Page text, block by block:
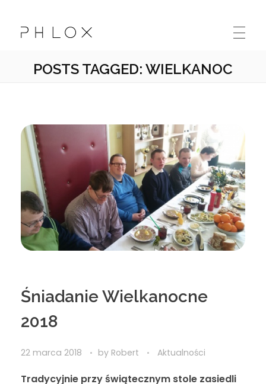
POSTS TAGGED: WIELKANOC
Śniadanie Wielkanocne
2018
22 marca 2018 by Robert Aktualności
Tradycyjnie przy świątecznym stole zasiedli